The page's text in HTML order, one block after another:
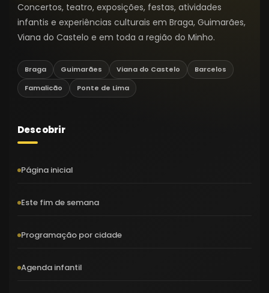
Concertos, teatro, exposições, festas, atividades
infantis e experiências culturais em Braga, Guimarães,
Viana do Castelo e em toda a região do Minho.
Braga Guimarães Viana do Castelo
Barcelos
Famalicão
Ponte de Lima
Descobrir
Página inicial
Este fim de semana
Programação por cidade
Agenda infantil